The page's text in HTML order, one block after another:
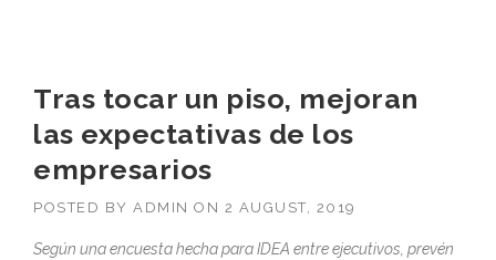
Tras tocar un piso, mejoran
las expectativas de los
empresarios
POSTED BY ADMIN ON 2 AUGUST, 2019
Según una encuesta hecha para IDEA entre ejecutivos, prevén